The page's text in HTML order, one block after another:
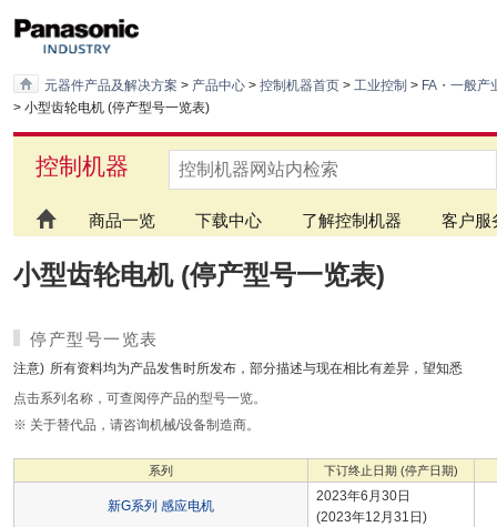
元器件产品及解决方案 > 产品中心 > 控制机器首页 > 工业控制 > FA・一般产
> 小型齿轮电机 (停产型号一览表)
控制机器
商品一览 下载中心 了解控制机器 客户服
小型齿轮电机 (停产型号一览表)
停产型号一览表
注意) 所有资料均为产品发售时所发布，部分描述与现在相比有差异，望知悉
点击系列名称，可查阅停产品的型号一览。
※ 关于替代品，请咨询机械/设备制造商。
系列 下订终止日期 (停产日期)
新G系列 感应电机
2023年6月30日
(2023年12月31日)